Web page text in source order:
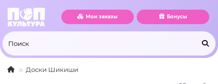
Мои заказы Бонусы
Доски Шикиши